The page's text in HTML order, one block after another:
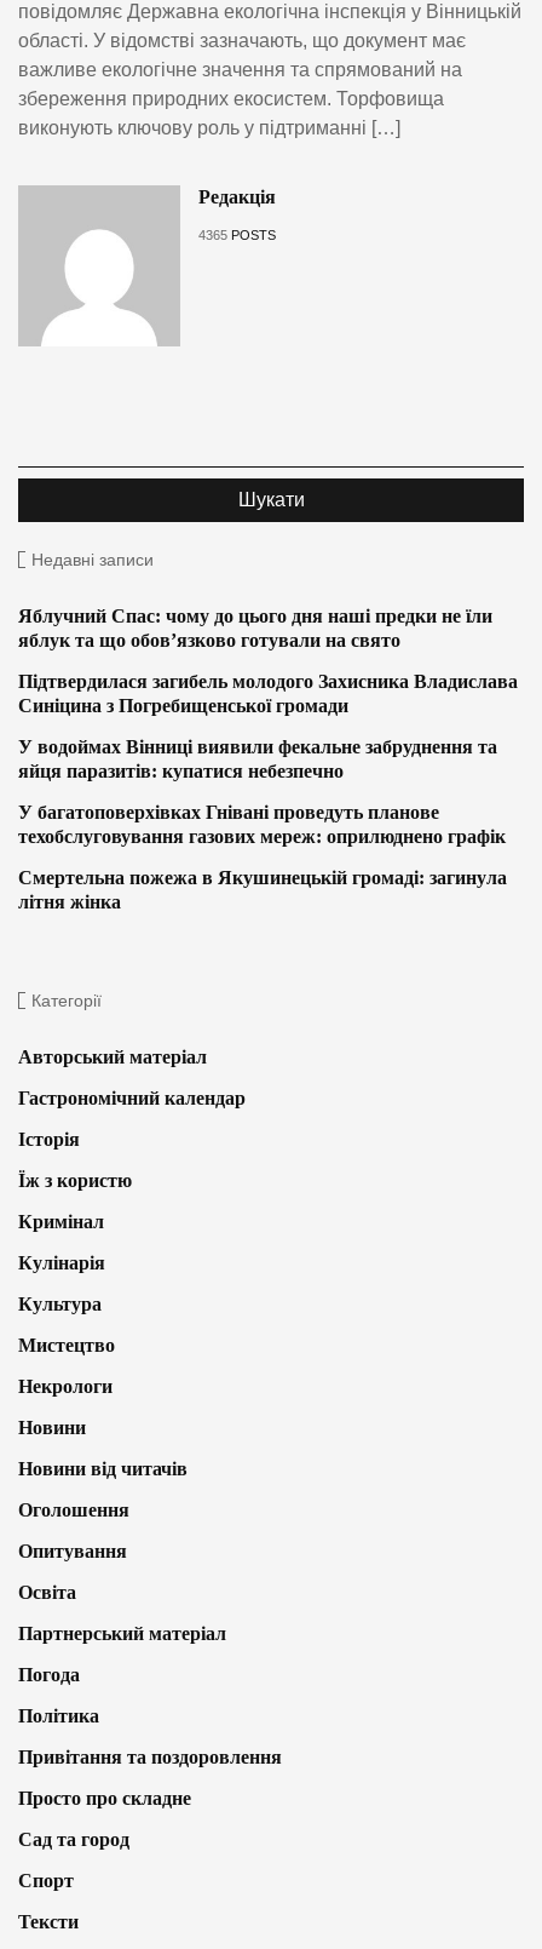
повідомляє Державна екологічна інспекція у Вінницькій
області. У відомстві зазначають, що документ має
важливе екологічне значення та спрямований на
збереження природних екосистем. Торфовища
виконують ключову роль у підтриманні […]
Редакція
4365 POSTS
Недавні записи
Яблучний Спас: чому до цього дня наші предки не їли
яблук та що обов’язково готували на свято
Підтвердилася загибель молодого Захисника Владислава
Синіцина з Погребищенської громади
У водоймах Вінниці виявили фекальне забруднення та
яйця паразитів: купатися небезпечно
У багатоповерхівках Гнівані проведуть планове
техобслуговування газових мереж: оприлюднено графік
Смертельна пожежа в Якушинецькій громаді: загинула
літня жінка
Категорії
Авторський матеріал
Гастрономічний календар
Історія
Їж з користю
Кримінал
Кулінарія
Культура
Мистецтво
Некрологи
Новини
Новини від читачів
Оголошення
Опитування
Освіта
Партнерський матеріал
Погода
Політика
Привітання та поздоровлення
Просто про складне
Сад та город
Спорт
Тексти